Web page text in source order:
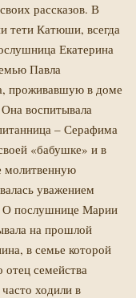
рассказов. В
тети Катюши, всегда
Екатерина
Павла
проживавшую в доме
воспитывала
– Серафима
«бабушке» и в
молитвенную
уважением
О послушнице Марии
на прошлой
в семье которой
семейства
ходили в